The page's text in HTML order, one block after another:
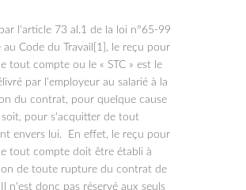
l'article 73 al.1 de la loi n°65-99
au Code du Travail[1], le reçu pour
tout compte ou le « STC » est le
par l’employeur au salarié à la
du contrat, pour quelque cause
soit, pour s'acquitter de tout
envers lui. En effet, le reçu pour
tout compte doit être établi à
de toute rupture du contrat de
n'est donc pas réservé aux seuls